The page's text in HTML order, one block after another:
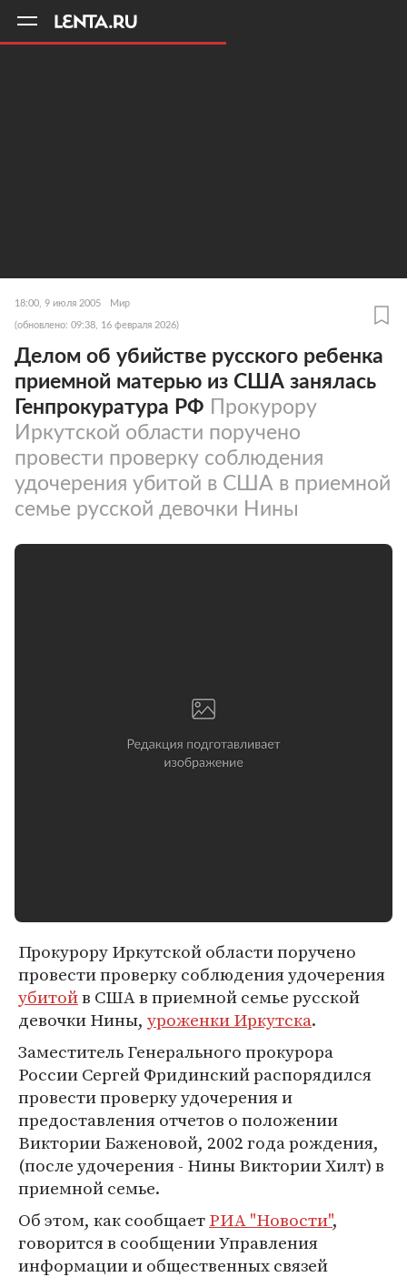
18:00, 9 июля 2005 Мир
(обновлено: 09:38, 16 февраля 2026)
Делом об убийстве русского ребенка
приемной матерью из США занялась
Генпрокуратура РФ Прокурору
Иркутской области поручено
провести проверку соблюдения
удочерения убитой в США в приемной
семье русской девочки Нины
Прокурору Иркутской области поручено
провести проверку соблюдения удочерения
убитойв США в приемной семье русской
девочки Нины, уроженки Иркутска.
Заместитель Генерального прокурора
России Сергей Фридинский распорядился
провести проверку удочерения и
предоставления отчетов о положении
Виктории Баженовой, 2002 года рождения,
(после удочерения - Нины Виктории Хилт) в
приемной семье.
Об этом, как сообщаетРИА "Новости",
говорится в сообщении Управления
информации и общественных связей